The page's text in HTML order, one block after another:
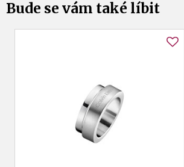
Bude se vám také líbit